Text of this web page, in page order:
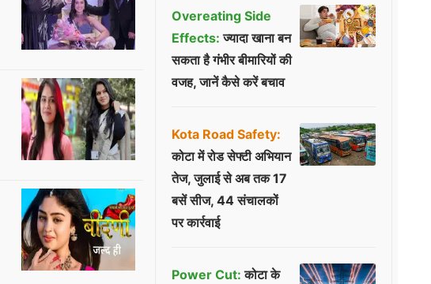
Overeating Side
Effects: ज्यादा खाना बन
सकता है गंभीर बीमारियों की
वजह, जानें कैसे करें बचाव
Kota Road Safety:
कोटा में रोड सेफ्टी अभियान
तेज, जुलाई से अब तक 17
बसें सीज, 44 संचालकों
पर कार्रवाई
Power Cut: कोटा के